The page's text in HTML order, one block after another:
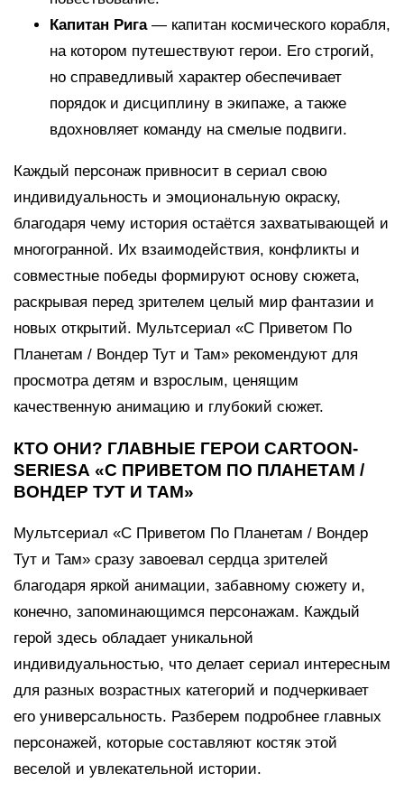
Капитан Рига— капитан космического корабля,
на котором путешествуют герои. Его строгий,
но справедливый характер обеспечивает
порядок и дисциплину в экипаже, а также
вдохновляет команду на смелые подвиги.
Каждый персонаж привносит в сериал свою
индивидуальность и эмоциональную окраску,
благодаря чему история остаётся захватывающей и
многогранной. Их взаимодействия, конфликты и
совместные победы формируют основу сюжета,
раскрывая перед зрителем целый мир фантазии и
новых открытий. Мультсериал «С Приветом По
Планетам / Вондер Тут и Там» рекомендуют для
просмотра детям и взрослым, ценящим
качественную анимацию и глубокий сюжет.
КТО ОНИ? ГЛАВНЫЕ ГЕРОИ CARTOON-
SERIESА «С ПРИВЕТОМ ПО ПЛАНЕТАМ /
ВОНДЕР ТУТ И ТАМ»
Мультсериал «С Приветом По Планетам / Вондер
Тут и Там» сразу завоевал сердца зрителей
благодаря яркой анимации, забавному сюжету и,
конечно, запоминающимся персонажам. Каждый
герой здесь обладает уникальной
индивидуальностью, что делает сериал интересным
для разных возрастных категорий и подчеркивает
его универсальность. Разберем подробнее главных
персонажей, которые составляют костяк этой
веселой и увлекательной истории.